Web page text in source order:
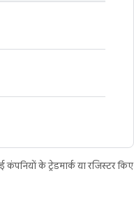
के ट्रेडमार्क या रजिस्टर किए